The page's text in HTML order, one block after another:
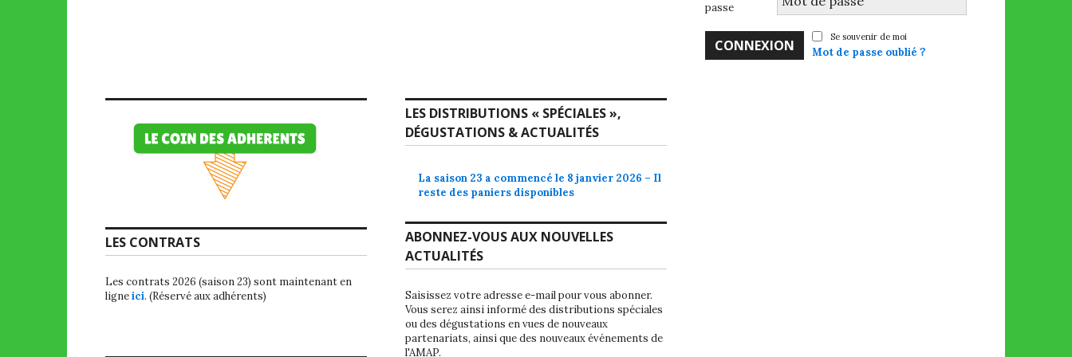
passe
Se souvenir de moi
Mot de passe oublié ?
LES CONTRATS
Les contrats 2026 (saison 23) sont maintenant en
ligneici. (Réservé aux adhérents)
LES DISTRIBUTIONS « SPÉCIALES »,
DÉGUSTATIONS & ACTUALITÉS
La saison 23 a commencé le 8 janvier 2026 – Il
reste des paniers disponibles
ABONNEZ-VOUS AUX NOUVELLES
ACTUALITÉS
Saisissez votre adresse e-mail pour vous abonner.
Vous serez ainsi informé des distributions spéciales
ou des dégustations en vues de nouveaux
partenariats, ainsi que des nouveaux événements de
l'AMAP.